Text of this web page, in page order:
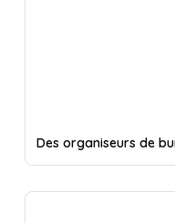
Des organiseurs de